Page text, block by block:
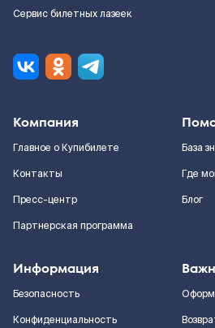
Сервис билетных лазеек
Компания
Главное о Купибилете
Контакты
Пресс-центр
Партнерская программа
База
Где
Блог
Информация
Безопасность
Конфиденциальность